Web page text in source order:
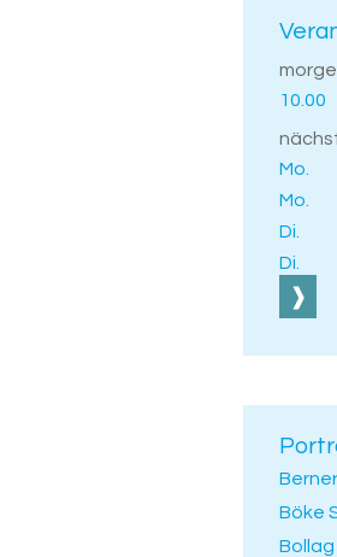
10.00
Mo.
Mo.
Di.
Di.
Böke